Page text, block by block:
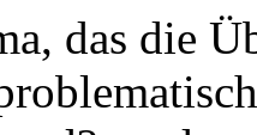
das die